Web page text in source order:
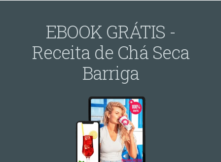
EBOOK GRÁTIS -
Receita de Chá Seca
Barriga